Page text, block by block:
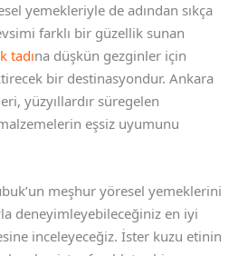
yemekleriyle de adından sıkça
farklı bir güzellik sunan
tadına düşkün gezginler için
bir destinasyondur. Ankara
yüzyıllardır süregelen
eşsiz uyumunu
meşhur yöresel yemeklerini
deneyimleyebileceğiniz en iyi
inceleyeceğiz. İster kuzu etinin